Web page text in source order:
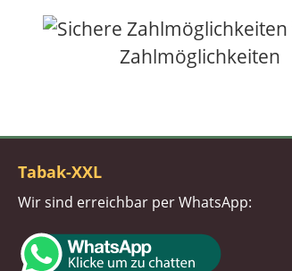
Zahlmöglichkeiten
Tabak-XXL
Wir sind erreichbar per WhatsApp: